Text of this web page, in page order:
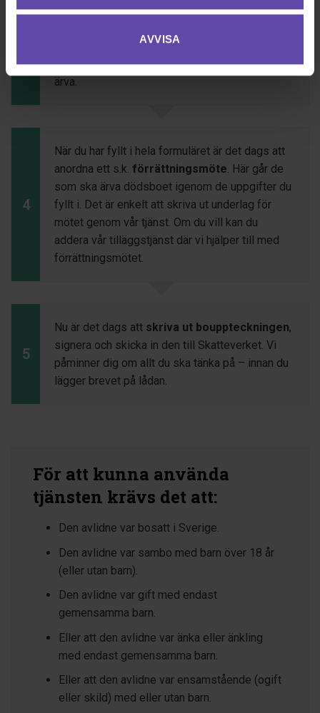
AVVISA
uppgifter som behövs om den avlidne,
efterlevande och om det finns andra som ska
ärva.
När du har fyllt i hela formuläret är det dags att
anordna ett s.k. förrättningsmöte. Här går de
som ska ärva dödsboet igenom de uppgifter du
fyllt i. Det är enkelt att skriva ut underlag för
mötet genom vår tjänst. Om du vill kan du
addera vår tilläggstjänst där vi hjälper till med
förrättningsmötet.
4
Nu är det dags att skriva ut bouppteckningen,
signera och skicka in den till Skatteverket. Vi
påminner dig om allt du ska tänka på – innan du
lägger brevet på lådan.
5
För att kunna använda
tjänsten krävs det att:
Den avlidne var bosatt i Sverige.
Den avlidne var sambo med barn över 18 år
(eller utan barn).
Den avlidne var gift med endast
gemensamma barn.
Eller att den avlidne var änka eller änkling
med endast gemensamma barn.
Eller att den avlidne var ensamstående (ogift
eller skild) med eller utan barn.